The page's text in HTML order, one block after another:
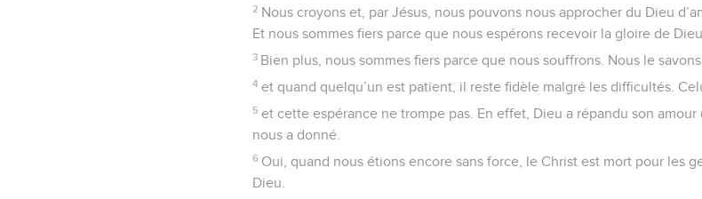
2 Nous croyons et, par Jésus, nous pouvons nous approcher du Dieu
Et nous sommes fiers parce que nous espérons recevoir la gloire de Dieu.
3 Bien plus, nous sommes fiers parce que nous souffrons. Nous le
4 et quand quelqu’un est patient, il reste fidèle malgré les difficultés.
5 et cette espérance ne trompe pas. En effet, Dieu a répandu son amour
nous a donné.
6 Oui, quand nous étions encore sans force, le Christ est mort pour les
Dieu.